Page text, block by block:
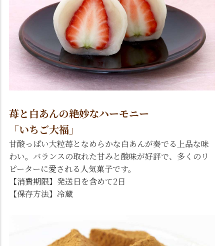
苺と白あんの絶妙なハーモニー
「いちご大福」
甘酸っぱい大粒苺となめらかな白あんが奏でる上品な味
わい。バランスの取れた甘みと酸味が好評で、多くのリ
ピーターに愛される人気菓子です。
【消費期限】発送日を含めて2日
【保存方法】冷蔵